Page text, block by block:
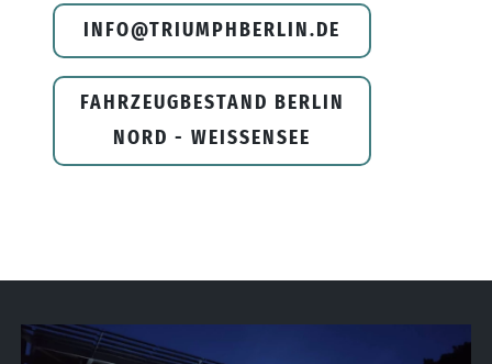
INFO@TRIUMPHBERLIN.DE
FAHRZEUGBESTAND BERLIN
NORD - WEISSENSEE